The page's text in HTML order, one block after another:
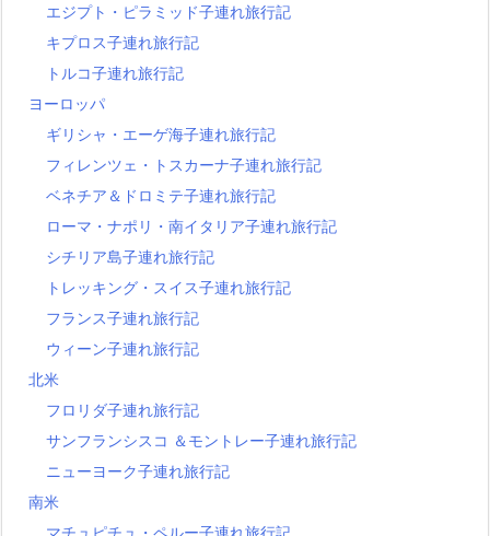
エジプト・ピラミッド子連れ旅行記
キプロス子連れ旅行記
トルコ子連れ旅行記
ヨーロッパ
ギリシャ・エーゲ海子連れ旅行記
フィレンツェ・トスカーナ子連れ旅行記
ベネチア＆ドロミテ子連れ旅行記
ローマ・ナポリ・南イタリア子連れ旅行記
シチリア島子連れ旅行記
トレッキング・スイス子連れ旅行記
フランス子連れ旅行記
ウィーン子連れ旅行記
北米
フロリダ子連れ旅行記
サンフランシスコ ＆モントレー子連れ旅行記
ニューヨーク子連れ旅行記
南米
マチュピチュ・ペルー子連れ旅行記